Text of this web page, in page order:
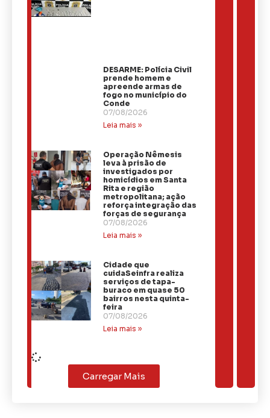
DESARME: Polícia Civil
prende homem e
apreende armas de
fogo no município do
Conde
07/08/2026
Leia mais »
Operação Nêmesis
leva à prisão de
investigados por
homicídios em Santa
Rita e região
metropolitana; ação
reforça integração das
forças de segurança
07/08/2026
Leia mais »
Cidade que
cuidaSeinfra realiza
serviços de tapa-
buraco em quase 50
bairros nesta quinta-
feira
07/08/2026
Leia mais »
Carregar Mais